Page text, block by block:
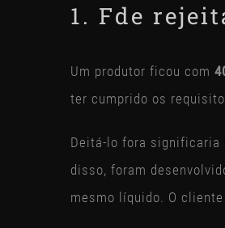
1. Fde
Um produtor ficou com
ter cumprido os
Deitá-lo fora significaria
disso, foram
mesmo líquido. O